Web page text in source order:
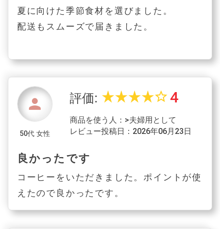
夏に向けた季節食材を選びました。
配送もスムーズで届きました。
person
50代 女性
評価: star_ratestar_ratestar_ratestar_ratestar_border 4
商品を使う人：>夫婦用として
レビュー投稿日：2026年06月23日
良かったです
コーヒーをいただきました。ポイントが使
えたので良かったです。